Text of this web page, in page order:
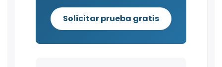
Solicitar prueba gratis